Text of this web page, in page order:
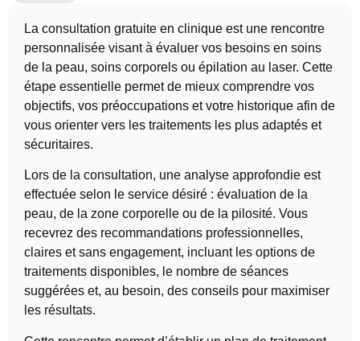
La consultation gratuite en clinique est une rencontre
personnalisée visant à évaluer vos besoins en soins
de la peau, soins corporels ou épilation au laser. Cette
étape essentielle permet de mieux comprendre vos
objectifs, vos préoccupations et votre historique afin de
vous orienter vers les traitements les plus adaptés et
sécuritaires.
Lors de la consultation, une analyse approfondie est
effectuée selon le service désiré : évaluation de la
peau, de la zone corporelle ou de la pilosité. Vous
recevrez des recommandations professionnelles,
claires et sans engagement, incluant les options de
traitements disponibles, le nombre de séances
suggérées et, au besoin, des conseils pour maximiser
les résultats.